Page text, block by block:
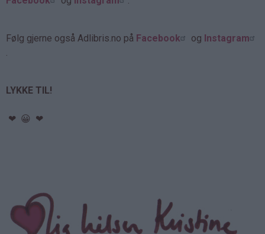
Følg gjerne også Adlibris.no på Facebook og Instagram
LYKKE TIL!
❤ 😀 ❤